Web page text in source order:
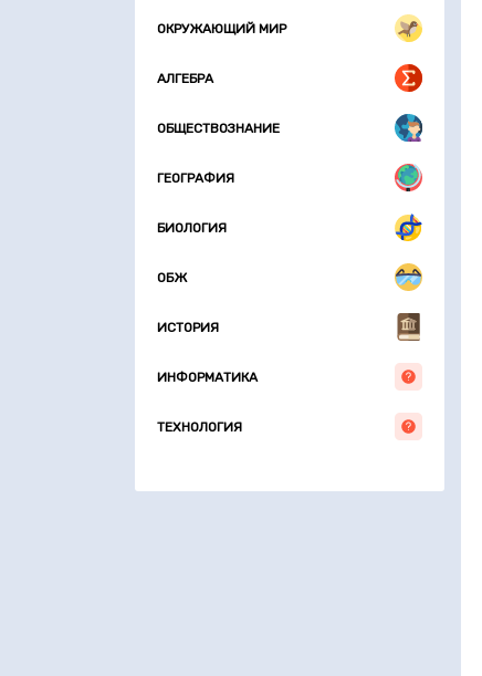
ОКРУЖАЮЩИЙ МИР
АЛГЕБРА
ОБЩЕСТВОЗНАНИЕ
ГЕОГРАФИЯ
БИОЛОГИЯ
ОБЖ
ИСТОРИЯ
ИНФОРМАТИКА
ТЕХНОЛОГИЯ